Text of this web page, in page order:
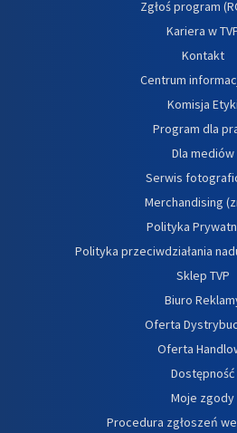
Zgłoś program
Kariera w
Kontakt
Centrum
Komisja Etyki
Program dla
Dla mediów
Serwis
Merchandising
Polityka
Polityka przeciwdziałania
Sklep TVP
Biuro
Oferta
Oferta
Dostępność
Moje zgody
Procedura zgłoszeń